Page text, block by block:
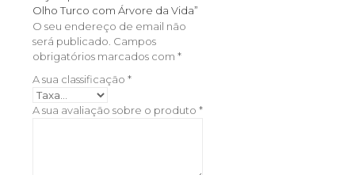
Olho Turco com Árvore da Vida”
O seu endereço de email não
será publicado. Campos
obrigatórios marcados com *
A sua classificação *
A sua avaliação sobre o produto *